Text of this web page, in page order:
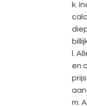
k.
l.
en
m.